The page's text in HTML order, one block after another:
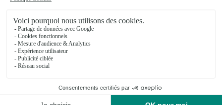
★ ★ ★ ★ ★
Excellent site et facile c est top
Excellent site et facile c est top